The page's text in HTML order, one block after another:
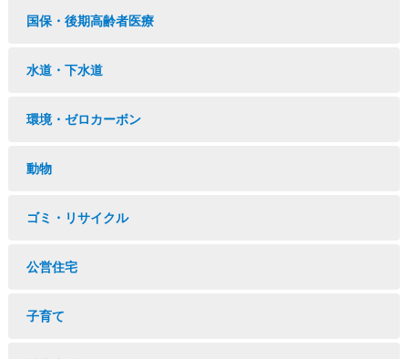
国保・後期高齢者医療
水道・下水道
環境・ゼロカーボン
動物
ゴミ・リサイクル
公営住宅
子育て